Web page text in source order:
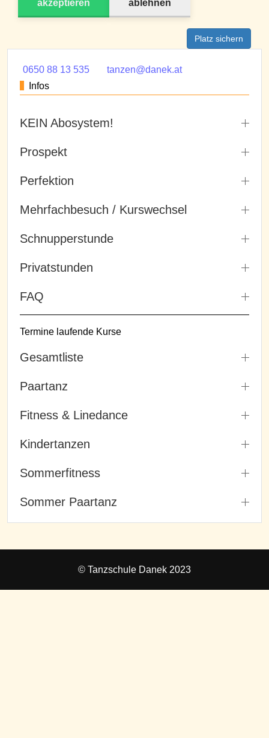
akzeptieren ablehnen
Platz sichern
0650 88 13 535
tanzen@danek.at
Infos
KEIN Abosystem!
Prospekt
Perfektion
Mehrfachbesuch / Kurswechsel
Schnupperstunde
Privatstunden
FAQ
Termine laufende Kurse
Gesamtliste
Paartanz
Fitness & Linedance
Kindertanzen
Sommerfitness
Sommer Paartanz
© Tanzschule Danek 2023